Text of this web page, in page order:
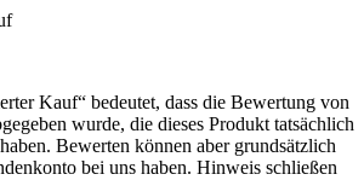
Kauf“ bedeutet, dass die Bewertung von
wurde, die dieses Produkt tatsächlich
Bewerten können aber grundsätzlich
bei uns haben. Hinweis schließen